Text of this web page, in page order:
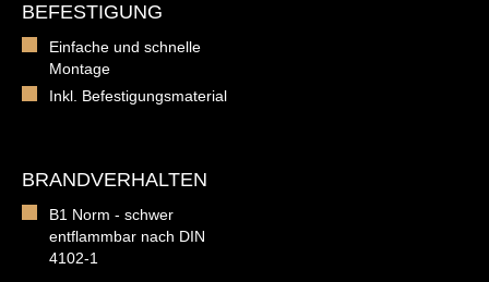
BEFESTIGUNG
Einfache und schnelle
Montage
Inkl. Befestigungsmaterial
BRANDVERHALTEN
B1 Norm - schwer
entflammbar nach DIN
4102-1